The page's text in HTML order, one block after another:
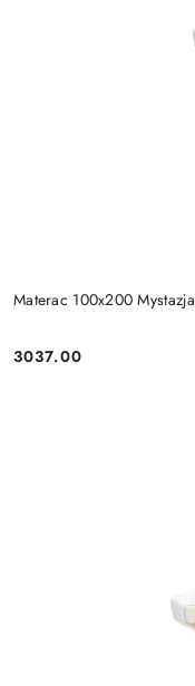
Materac 100x200 Mystazja
Cena:
3037.00